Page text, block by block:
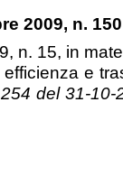
2009, n. 150
n. 15, in
e
del 31-10-